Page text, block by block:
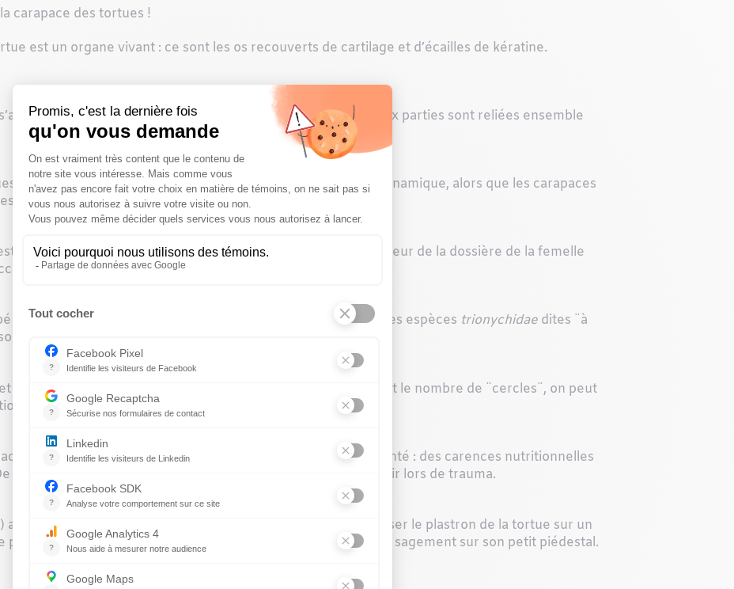
carapace des tortues !
est un organe vivant : ce sont les os recouverts de cartilage et d’écailles de kératine.
la dossière et la carapace ventrale le plastron. Ces deux parties sont reliées ensemble
aquatiques est généralement plus aplatie, pour être hydrodynamique, alors que les carapaces
sont souvent beaucoup plus proéminentes.
concave pour lui permettre de s’emboîter par-dessus la rondeur de la dossière de la femelle
tortue est molle au départ et va durcir avec l’âge…sauf chez les espèces trionychidae dites ¨à
incapables de produire de la kératine.
grandit, plus la carapace se développe elle aussi. En observant le nombre de ¨cercles¨, on peut
de l’âge de la tortue.
est une partie importante de mon évaluation de l’état de santé : des carences nutritionnelles
plus, des fractures et des plaies à la carapace peuvent survenir lors de trauma.
adorent prendre des radiographies de tortue
. Il suffit de poser le plastron de la tortue sur un
la radio ! Nul besoin de tenir la tortue qui se tient bien sagement sur son petit piédestal.